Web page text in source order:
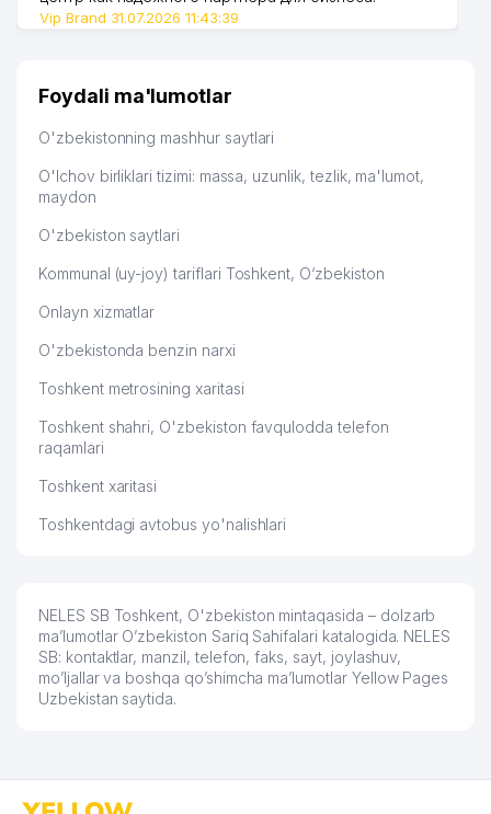
Vip Brand 31.07.2026 11:43:39
Foydali ma'lumotlar
O'zbekistonning mashhur saytlari
O'lchov birliklari tizimi: massa, uzunlik, tezlik, ma'lumot,
maydon
O'zbekiston saytlari
Kommunal (uy-joy) tariflari Toshkent, O‘zbekiston
Onlayn xizmatlar
O'zbekistonda benzin narxi
Toshkent metrosining xaritasi
Toshkent shahri, O'zbekiston favqulodda telefon
raqamlari
Toshkent xaritasi
Toshkentdagi avtobus yo'nalishlari
NELES SB Toshkent, O'zbekiston mintaqasida – dolzarb
ma’lumotlar O’zbekiston Sariq Sahifalari katalogida. NELES
SB: kontaktlar, manzil, telefon, faks, sayt, joylashuv,
mo’ljallar va boshqa qo’shimcha ma’lumotlar Yellow Pages
Uzbekistan saytida.